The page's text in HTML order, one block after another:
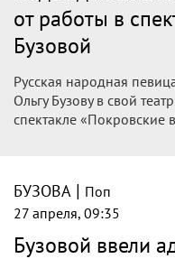
голос перед
ворот»
Ольга Бузова исполнила
«Покровские ворота»
государственного
Перед премьерой
БУЗОВА|Поп
27 апреля, 18:47